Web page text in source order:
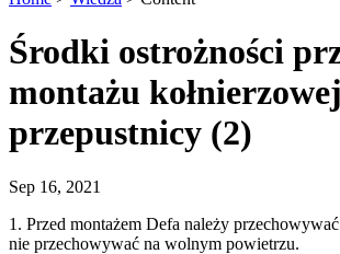
Środki ostrożności
montażu kołnierzowej
przepustnicy (2)
Sep 16, 2021
1. Przed montażem Defa należy
nie przechowywać na wolnym powietrzu.